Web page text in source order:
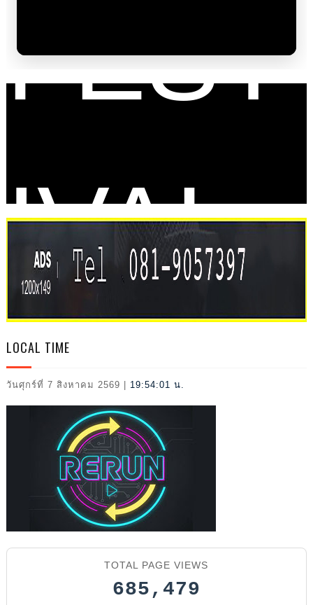
FEST
IVAL
2026
LOCAL TIME
วันศุกร์ที่ 7 สิงหาคม 2569 19:54:02 น.
TOTAL PAGE VIEWS
685,479